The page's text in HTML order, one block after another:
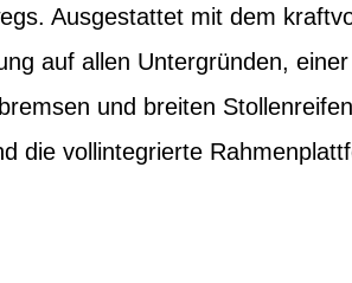
Ausgestattet mit dem
auf allen Untergründen,
und breiten
die vollintegrierte